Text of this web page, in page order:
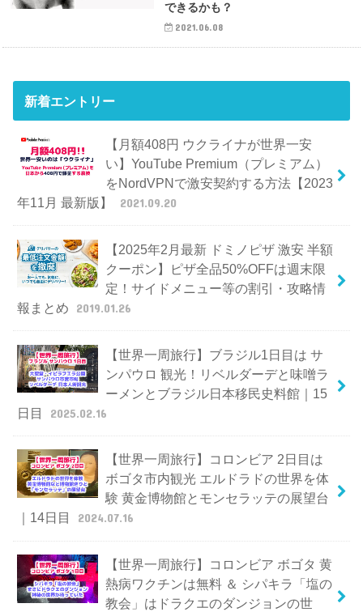
できるかも？
2021.06.08
新着エントリー
【月額408円 ウクライナが世界一安
い】YouTube Premium（プレミアム）
をNordVPNで激安契約する方法【2023
年11月 最新版】
2021.09.20
【2025年2月最新 ドミノピザ 激安 半額
クーポン】ピザ全品50%OFFは週末限
定！サイドメニュー等の割引・攻略情
報まとめ
2019.01.26
【世界一周旅行】ブラジル1日目は サ
ンパウロ 観光！リベルダーデと味噌ラ
ーメンとブラジル日本移民史料館｜15
日目
2025.02.16
【世界一周旅行】コロンビア 2日目は
ボゴタ市内観光 エルドラドの世界を体
験 黄金博物館とモンセラッテの展望台
｜14日目
2024.07.16
【世界一周旅行】コロンビア ボゴタ 黄
熱病ワクチンは無料 ＆ シパキラ「塩の
教会」はドラクエのダンジョンの世